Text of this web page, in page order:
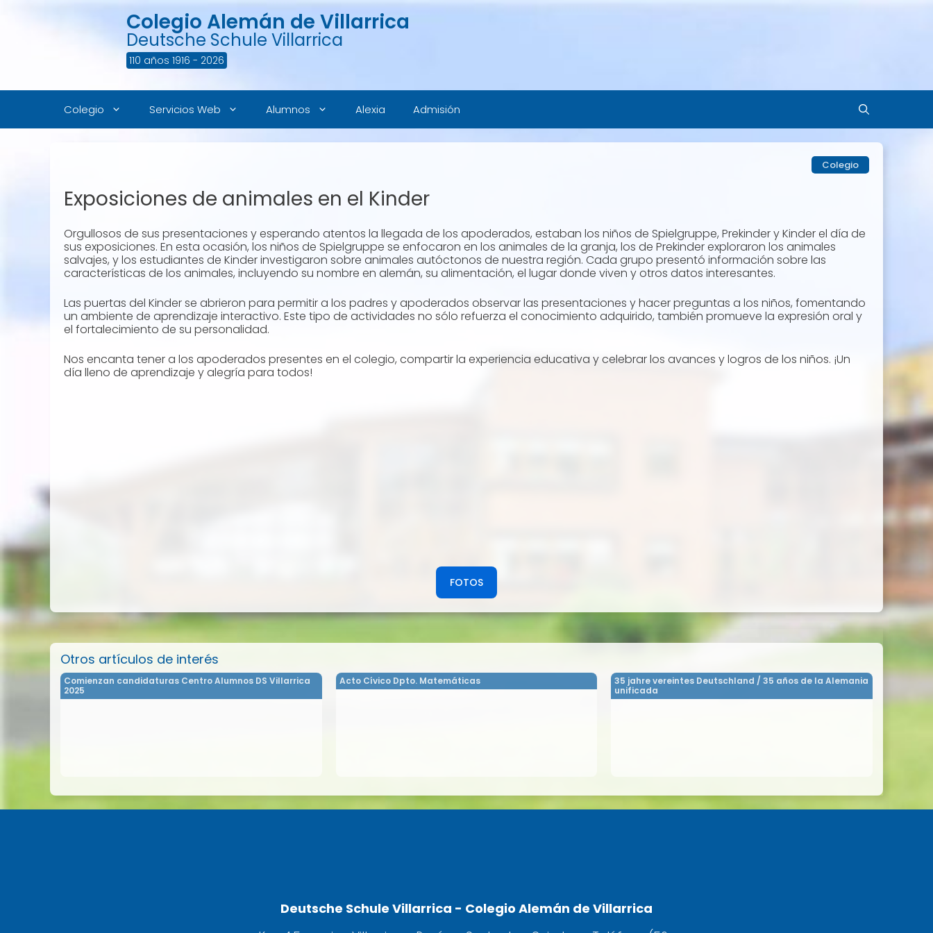
Colegio Alemán de Villarrica
Deutsche Schule Villarrica
110 años 1916 - 2026
Colegio Servicios Web Alumnos Alexia Admisión
Colegio
Exposiciones de animales en el Kinder
Orgullosos de sus presentaciones y esperando atentos la llegada de los apoderados, estaban los niños de Spielgruppe, Prekinder y Kinder el día de
sus exposiciones. En esta ocasión, los niños de Spielgruppe se enfocaron en los animales de la granja, los de Prekinder exploraron los animales
salvajes, y los estudiantes de Kinder investigaron sobre animales autóctonos de nuestra región. Cada grupo presentó información sobre las
características de los animales, incluyendo su nombre en alemán, su alimentación, el lugar donde viven y otros datos interesantes.
Las puertas del Kinder se abrieron para permitir a los padres y apoderados observar las presentaciones y hacer preguntas a los niños, fomentando
un ambiente de aprendizaje interactivo. Este tipo de actividades no sólo refuerza el conocimiento adquirido, también promueve la expresión oral y
el fortalecimiento de su personalidad.
Nos encanta tener a los apoderados presentes en el colegio, compartir la experiencia educativa y celebrar los avances y logros de los niños. ¡Un
día lleno de aprendizaje y alegría para todos!
FOTOS
Otros artículos de interés
Comienzan candidaturas Centro Alumnos DS Villarrica
2025
Acto Cívico Dpto. Matemáticas
35 jahre vereintes Deutschland / 35 años de la Alemania
unificada
Deutsche Schule Villarrica - Colegio Alemán de Villarrica